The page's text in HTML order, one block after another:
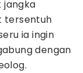
jangka
tersentuh
ia ingin
dengan